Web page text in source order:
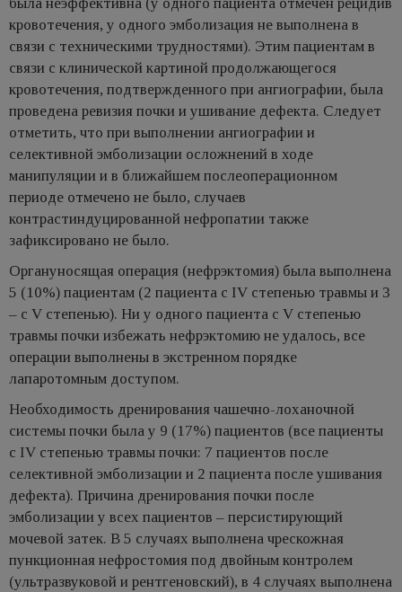
кровотечения, у одного эмболизация не выполнена в
связи с техническими трудностями). Этим пациентам в
связи с клинической картиной продолжающегося
кровотечения, подтвержденного при ангиографии, была
проведена ревизия почки и ушивание дефекта. Следует
отметить, что при выполнении ангиографии и
селективной эмболизации осложнений в ходе
манипуляции и в ближайшем послеоперационном
периоде отмечено не было, случаев
контрастиндуцированной нефропатии также
зафиксировано не было.
Органуносящая операция (нефрэктомия) была выполнена
5 (10%) пациентам (2 пациента с IV степенью травмы и 3
– с V степенью). Ни у одного пациента с V степенью
травмы почки избежать нефрэктомию не удалось, все
операции выполнены в экстренном порядке
лапаротомным доступом.
Необходимость дренирования чашечно-лоханочной
системы почки была у 9 (17%) пациентов (все пациенты
с IV степенью травмы почки: 7 пациентов после
селективной эмболизации и 2 пациента после ушивания
дефекта). Причина дренирования почки после
эмболизации у всех пациентов – персистирующий
мочевой затек. В 5 случаях выполнена чрескожная
пункционная нефростомия под двойным контролем
(ультразвуковой и рентгеновский), в 4 случаях выполнена